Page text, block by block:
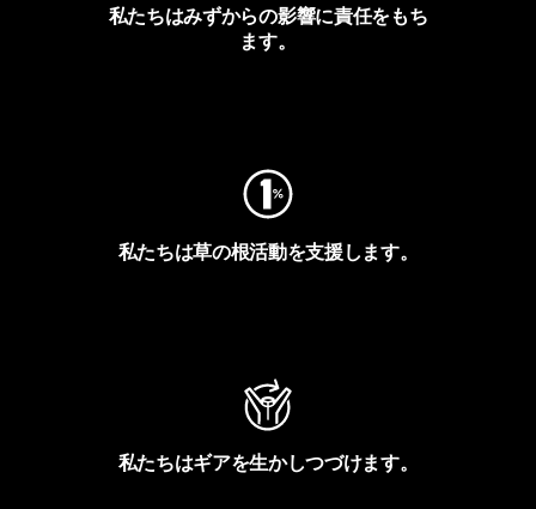
私たちはみずからの影響に責任をもち
ます。
私たちは草の根活動を支援します。
私たちはギアを生かしつづけます。